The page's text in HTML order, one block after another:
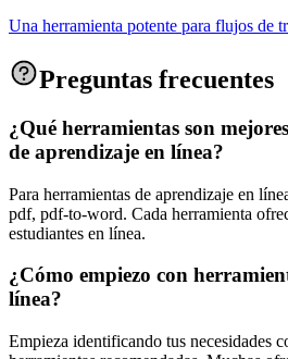
Una herramienta potente para flujos de
Preguntas frecuentes
¿Qué herramientas son
de aprendizaje en línea?
Para herramientas de aprendizaje en
pdf, pdf-to-word. Cada herramienta
estudiantes en línea.
¿Cómo empiezo con
línea?
Empieza identificando tus necesidades